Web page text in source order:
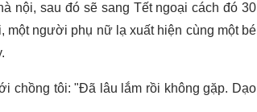
nội, sau đó sẽ sang Tết ngoại cách đó 30
một người phụ nữ lạ xuất hiện cùng một bé
chồng tôi: "Đã lâu lắm rồi không gặp. Dạo